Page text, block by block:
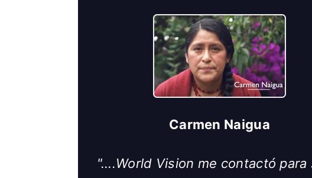
Carmen Naigua
"….World Vision me contactó para